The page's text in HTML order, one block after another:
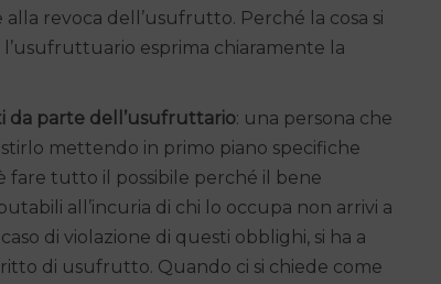
revoca dell’usufrutto. Perché la cosa si
esprima chiaramente la
da parte dell’usufruttario: una persona che
mettendo in primo piano specifiche
fare tutto il possibile perché il bene
all’incuria di chi lo occupa non arrivi a
di violazione di questi obblighi, si ha a
di usufrutto. Quando ci si chiede come